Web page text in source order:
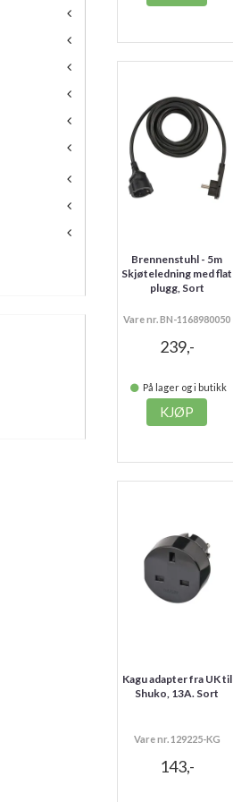
Brennenstuhl - 5m
Skjøteledning med flat
plugg, Sort
Vare nr. BN-1168980050
239,-
På lager og i butikk
KJØP
Kagu adapter fra UK til
Shuko, 13A. Sort
Vare nr. 129225-KG
143,-